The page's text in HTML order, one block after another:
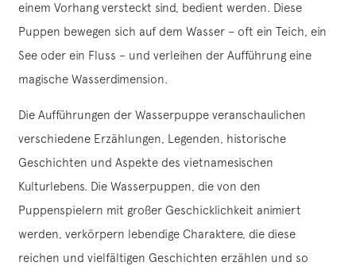
einem Vorhang versteckt sind, bedient werden. Diese
Puppen bewegen sich auf dem Wasser – oft ein Teich, ein
See oder ein Fluss – und verleihen der Aufführung eine
magische Wasserdimension.
Die Aufführungen der Wasserpuppe veranschaulichen
verschiedene Erzählungen, Legenden, historische
Geschichten und Aspekte des vietnamesischen
Kulturlebens. Die Wasserpuppen, die von den
Puppenspielern mit großer Geschicklichkeit animiert
werden, verkörpern lebendige Charaktere, die diese
reichen und vielfältigen Geschichten erzählen und so